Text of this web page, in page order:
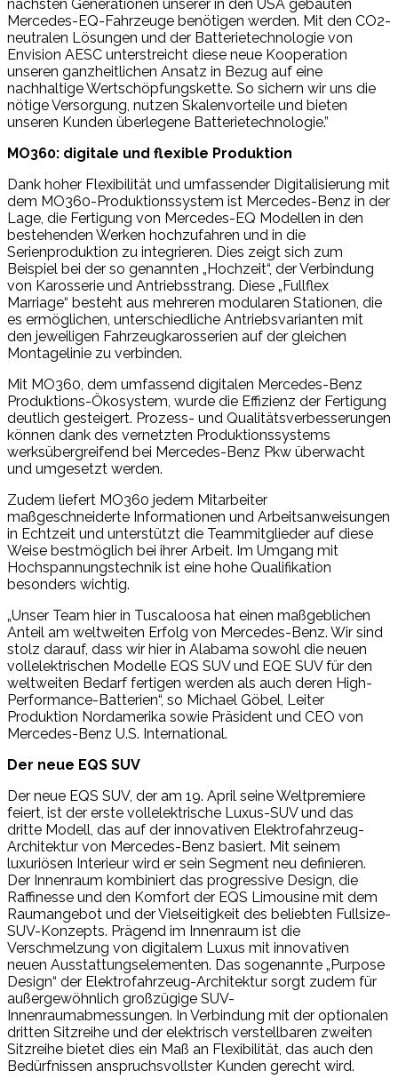
nächsten Generationen unserer in den USA gebauten
Mercedes-EQ-Fahrzeuge benötigen werden. Mit den CO2-
neutralen Lösungen und der Batterietechnologie von
Envision AESC unterstreicht diese neue Kooperation
unseren ganzheitlichen Ansatz in Bezug auf eine
nachhaltige Wertschöpfungskette. So sichern wir uns die
nötige Versorgung, nutzen Skalenvorteile und bieten
unseren Kunden überlegene Batterietechnologie.”
MO360: digitale und flexible Produktion
Dank hoher Flexibilität und umfassender Digitalisierung mit
dem MO360-Produktionssystem ist Mercedes-Benz in der
Lage, die Fertigung von Mercedes-EQ Modellen in den
bestehenden Werken hochzufahren und in die
Serienproduktion zu integrieren. Dies zeigt sich zum
Beispiel bei der so genannten „Hochzeit“, der Verbindung
von Karosserie und Antriebsstrang. Diese „Fullflex
Marriage“ besteht aus mehreren modularen Stationen, die
es ermöglichen, unterschiedliche Antriebsvarianten mit
den jeweiligen Fahrzeugkarosserien auf der gleichen
Montagelinie zu verbinden.
Mit MO360, dem umfassend digitalen Mercedes-Benz
Produktions-Ökosystem, wurde die Effizienz der Fertigung
deutlich gesteigert. Prozess- und Qualitätsverbesserungen
können dank des vernetzten Produktionssystems
werksübergreifend bei Mercedes-Benz Pkw überwacht
und umgesetzt werden.
Zudem liefert MO360 jedem Mitarbeiter
maßgeschneiderte Informationen und Arbeitsanweisungen
in Echtzeit und unterstützt die Teammitglieder auf diese
Weise bestmöglich bei ihrer Arbeit. Im Umgang mit
Hochspannungstechnik ist eine hohe Qualifikation
besonders wichtig.
„Unser Team hier in Tuscaloosa hat einen maßgeblichen
Anteil am weltweiten Erfolg von Mercedes-Benz. Wir sind
stolz darauf, dass wir hier in Alabama sowohl die neuen
vollelektrischen Modelle EQS SUV und EQE SUV für den
weltweiten Bedarf fertigen werden als auch deren High-
Performance-Batterien“, so Michael Göbel, Leiter
Produktion Nordamerika sowie Präsident und CEO von
Mercedes-Benz U.S. International.
Der neue EQS SUV
Der neue EQS SUV, der am 19. April seine Weltpremiere
feiert, ist der erste vollelektrische Luxus-SUV und das
dritte Modell, das auf der innovativen Elektrofahrzeug-
Architektur von Mercedes-Benz basiert. Mit seinem
luxuriösen Interieur wird er sein Segment neu definieren.
Der Innenraum kombiniert das progressive Design, die
Raffinesse und den Komfort der EQS Limousine mit dem
Raumangebot und der Vielseitigkeit des beliebten Fullsize-
SUV-Konzepts. Prägend im Innenraum ist die
Verschmelzung von digitalem Luxus mit innovativen
neuen Ausstattungselementen. Das sogenannte „Purpose
Design“ der Elektrofahrzeug-Architektur sorgt zudem für
außergewöhnlich großzügige SUV-
Innenraumabmessungen. In Verbindung mit der optionalen
dritten Sitzreihe und der elektrisch verstellbaren zweiten
Sitzreihe bietet dies ein Maß an Flexibilität, das auch den
Bedürfnissen anspruchsvollster Kunden gerecht wird.